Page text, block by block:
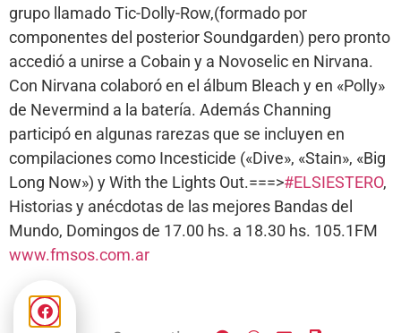
grupo llamado Tic-Dolly-Row,(formado por
componentes del posterior Soundgarden) pero pronto
accedió a unirse a Cobain y a Novoselic en Nirvana.
Con Nirvana colaboró en el álbum Bleach y en «Polly»
de Nevermind a la batería. Además Channing
participó en algunas rarezas que se incluyen en
compilaciones como Incesticide («Dive», «Stain», «Big
Long Now») y With the Lights Out.===>#ELSIESTERO,
Historias y anécdotas de las mejores Bandas del
Mundo, Domingos de 17.00 hs. a 18.30 hs. 105.1FM
www.fmsos.com.ar